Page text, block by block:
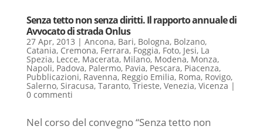
Senza tetto non senza diritti. Il rapporto annuale di
Avvocato di strada Onlus
27 Apr, 2013 | Ancona, Bari, Bologna, Bolzano,
Catania, Cremona, Ferrara, Foggia, Foto, Jesi, La
Spezia, Lecce, Macerata, Milano, Modena, Monza,
Napoli, Padova, Palermo, Pavia, Pescara, Piacenza,
Pubblicazioni, Ravenna, Reggio Emilia, Roma, Rovigo,
Salerno, Siracusa, Taranto,Trieste, Venezia, Vicenza |
0 commenti
Nel corso del convegno “Senza tetto non